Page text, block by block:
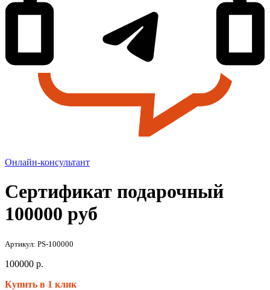
Онлайн-консультант
Сертификат подарочный
100000 руб
Артикул: PS-100000
100000 р.
Купить в 1 клик